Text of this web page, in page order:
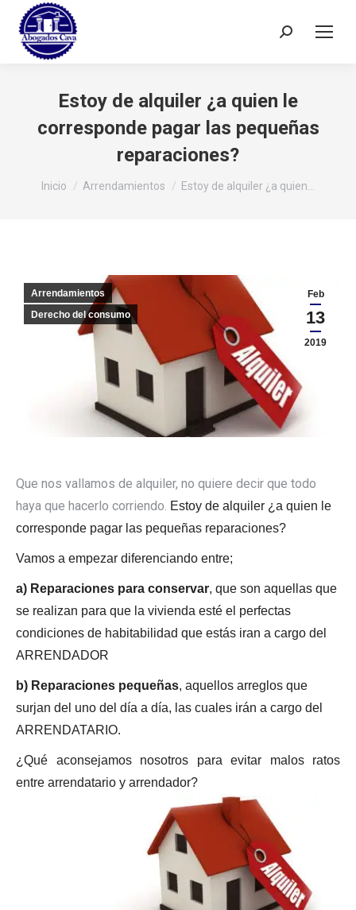
Buscar:
Estoy de alquiler ¿a quien le
corresponde pagar las pequeñas
reparaciones?
Estás aquí:
Inicio Arrendamientos Estoy de alquiler ¿a quien…
Feb
13
2019
Arrendamientos
Derecho del consumo
Que nos vallamos de alquiler, no quiere decir que todo
haya que hacerlo corriendo. Estoy de alquiler ¿a quien le
corresponde pagar las pequeñas reparaciones?
Vamos a empezar diferenciando entre;
a) Reparaciones para conservar, que son aquellas que
se realizan para que la vivienda esté el perfectas
condiciones de habitabilidad que estás iran a cargo del
ARRENDADOR
b) Reparaciones pequeñas, aquellos arreglos que
surjan del uno del día a día, las cuales irán a cargo del
ARRENDATARIO.
¿Qué aconsejamos nosotros para evitar malos ratos
entre arrendatario y arrendador?